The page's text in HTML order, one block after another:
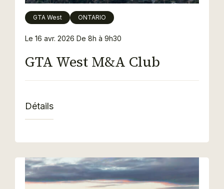
GTA West M&A Club
Le 16 avr. 2026 De 8h à 9h30
GTA West ONTARIO
Détails